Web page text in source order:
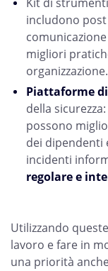
includono
migliori
organizzazione.
Piattaforme
della
possono
dei dipendenti
incidenti
regolare e
Utilizzando
lavoro e fare in
una priorità